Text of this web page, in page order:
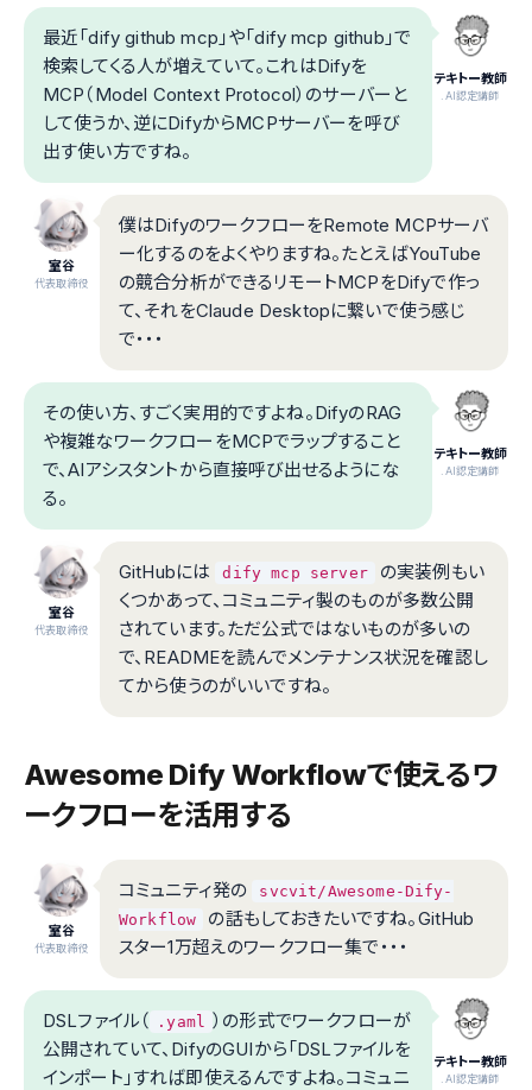
テキトー教師
.AI認定講師
最近「dify github mcp」や「dify mcp github」で
検索してくる人が増えていて。これはDifyを
MCP（Model Context Protocol）のサーバーと
して使うか、逆にDifyからMCPサーバーを呼び
出す使い方ですね。
室谷
代表取締役
僕はDifyのワークフローをRemote MCPサーバ
ー化するのをよくやりますね。たとえばYouTube
の競合分析ができるリモートMCPをDifyで作っ
て、それをClaude Desktopに繋いで使う感じ
で・・・
テキトー教師
.AI認定講師
その使い方、すごく実用的ですよね。DifyのRAG
や複雑なワークフローをMCPでラップすること
で、AIアシスタントから直接呼び出せるようにな
る。
室谷
代表取締役
GitHubには dify mcp server
の実装例もい
くつかあって、コミュニティ製のものが多数公開
されています。ただ公式ではないものが多いの
で、READMEを読んでメンテナンス状況を確認し
てから使うのがいいですね。
Awesome Dify Workflowで使えるワ
ークフローを活用する
室谷
代表取締役
コミュニティ発の
svcvit/Awesome-Dify-
Workflow
の話もしておきたいですね。GitHub
スター1万超えのワークフロー集で・・・
テキトー教師
.AI認定講師
DSLファイル（ .yaml
）の形式でワークフローが
公開されていて、DifyのGUIから「DSLファイルを
インポート」すれば即使えるんですよね。コミュニ